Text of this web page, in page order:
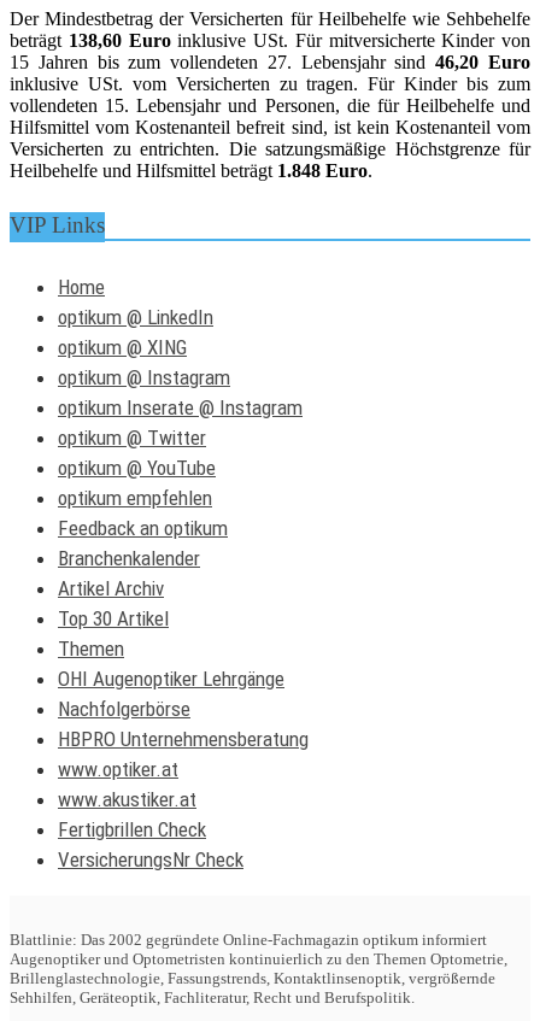
Der Mindestbetrag der Versicherten für Heilbehelfe wie Sehbehelfe
beträgt 138,60 Euroinklusive USt. Für mitversicherte Kinder von
15 Jahren bis zum vollendeten 27. Lebensjahr sind46,20 Euro
inklusive USt. vom Versicherten zu tragen. Für Kinder bis zum
vollendeten 15. Lebensjahr und Personen, die für Heilbehelfe und
Hilfsmittel vom Kostenanteil befreit sind, ist kein Kostenanteil vom
Versicherten zu entrichten. Die satzungsmäßige Höchstgrenze für
Heilbehelfe und Hilfsmittel beträgt 1.848 Euro.
VIP Links
Home
optikum @ LinkedIn
optikum @ XING
optikum @ Instagram
optikum Inserate @ Instagram
optikum @ Twitter
optikum @ YouTube
optikum empfehlen
Feedback an optikum
Branchenkalender
Artikel Archiv
Top 30 Artikel
Themen
OHI Augenoptiker Lehrgänge
Nachfolgerbörse
HBPRO Unternehmensberatung
www.optiker.at
www.akustiker.at
Fertigbrillen Check
VersicherungsNr Check
Blattlinie: Das 2002 gegründete Online-Fachmagazin optikum informiert
Augenoptiker und Optometristen kontinuierlich zu den Themen Optometrie,
Brillenglastechnologie, Fassungstrends, Kontaktlinsenoptik, vergrößernde
Sehhilfen, Geräteoptik, Fachliteratur, Recht und Berufspolitik.